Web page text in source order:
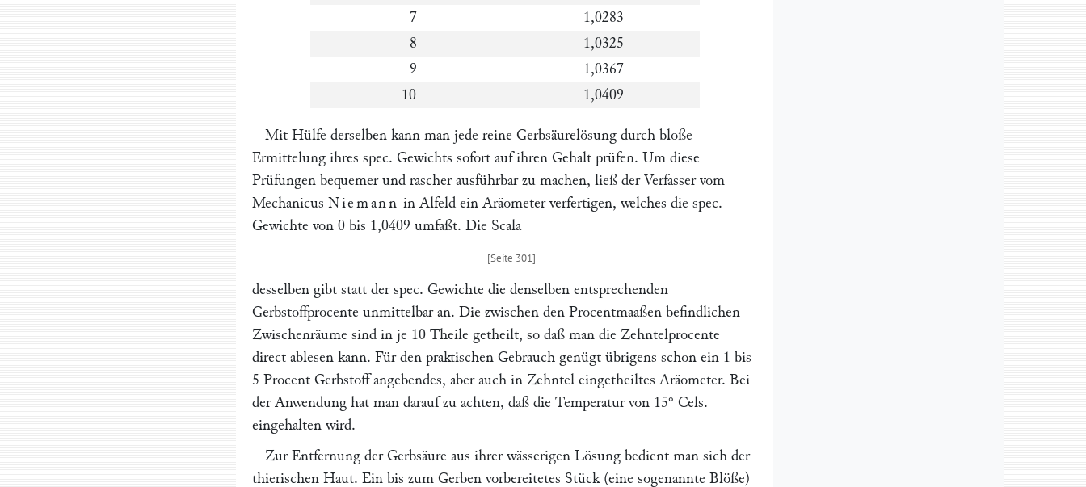
7
1,0283
8
1,0325
9
1,0367
10
1,0409
Mit Hülfe derselben kann man jede reine Gerbsäurelösung durch bloße
Ermittelung ihres spec. Gewichts sofort auf ihren Gehalt prüfen. Um diese
Prüfungen bequemer und rascher ausführbar zu machen, ließ der Verfasser vom
Mechanicus Niemann in Alfeld ein Aräometer verfertigen, welches die spec.
Gewichte von 0 bis 1,0409 umfaßt. Die Scala
desselben gibt statt der spec. Gewichte die denselben entsprechenden
Gerbstoffprocente unmittelbar an. Die zwischen den Procentmaaßen befindlichen
Zwischenräume sind in je 10 Theile getheilt, so daß man die Zehntelprocente
direct ablesen kann. Für den praktischen Gebrauch genügt übrigens schon ein 1 bis
5 Procent Gerbstoff angebendes, aber auch in Zehntel eingetheiltes Aräometer. Bei
der Anwendung hat man darauf zu achten, daß die Temperatur von 15° Cels.
eingehalten wird.
Zur Entfernung der Gerbsäure aus ihrer wässerigen Lösung bedient man sich der
thierischen Haut. Ein bis zum Gerben vorbereitetes Stück (eine sogenannte Blöße)